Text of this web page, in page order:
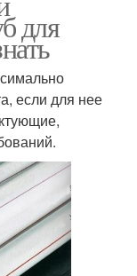
для
если для нее